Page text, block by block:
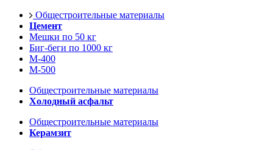
Общестроительные материалы
Цемент
Мешки по 50 кг
Биг-беги по 1000 кг
М-400
М-500
Общестроительные материалы
Холодный асфальт
Общестроительные материалы
Керамзит